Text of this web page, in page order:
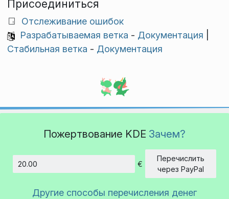
Присоединиться
Отслеживание ошибок
Разрабатываемая ветка - Документация
Стабильная ветка - Документация
Пожертвование KDE Зачем?
€
Перечислить
через PayPal
Другие способы перечисления денег